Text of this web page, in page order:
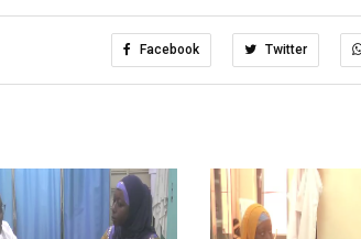
Facebook Twitter